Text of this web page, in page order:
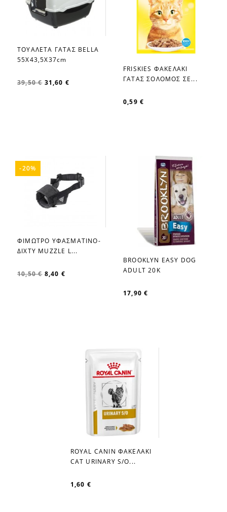
favorite_border
ΤΟΥΑΛΕΤΑ ΓΑΤΑΣ BELLA
55X43,5X37cm
39,50 € 31,60 €
favorite_border
FRISKIES ΦΑΚΕΛΑΚΙ
ΓΑΤΑΣ ΣΟΛΟΜΟΣ ΣΕ...
0,59 €
favorite_border
ΦΙΜΩΤΡΟ ΥΦΑΣΜΑΤΙΝΟ-
ΔΙΧΤΥ MUZZLE L...
10,50 € 8,40 €
-20%
favorite_border
BROOKLYN EASY DOG
ADULT 20K
17,90 €
favorite_border
ROYAL CANIN ΦΑΚΕΛΑΚΙ
CAT URINARY S/O...
1,60 €